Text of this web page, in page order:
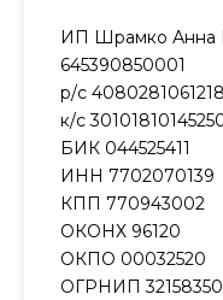
ИП Шрамко Анна
645390850001
р/с
к/с
БИК 044525411
ИНН 7702070139
КПП 770943002
ОКОНХ 96120
ОКПО 00032520
ОГРНИП